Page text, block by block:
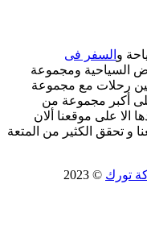
و السفر فى
السياحية ومجموعة
بين رحلات مع مجموعة
أكبر مجموعة من
الا على موقعنا ألان
و تحقق الكثير من المتعة
تورك © 2023